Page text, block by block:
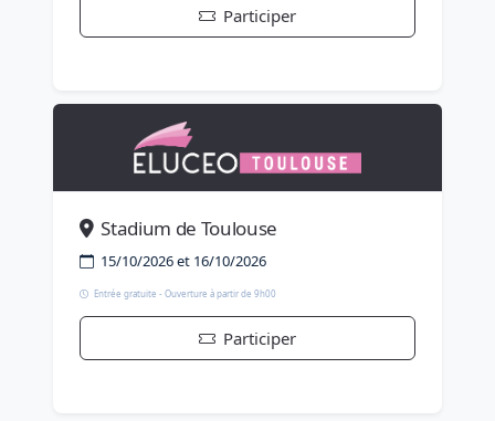
Participer
Stadium de Toulouse
15/10/2026 et 16/10/2026
Entrée gratuite - Ouverture à partir de 9h00
Participer